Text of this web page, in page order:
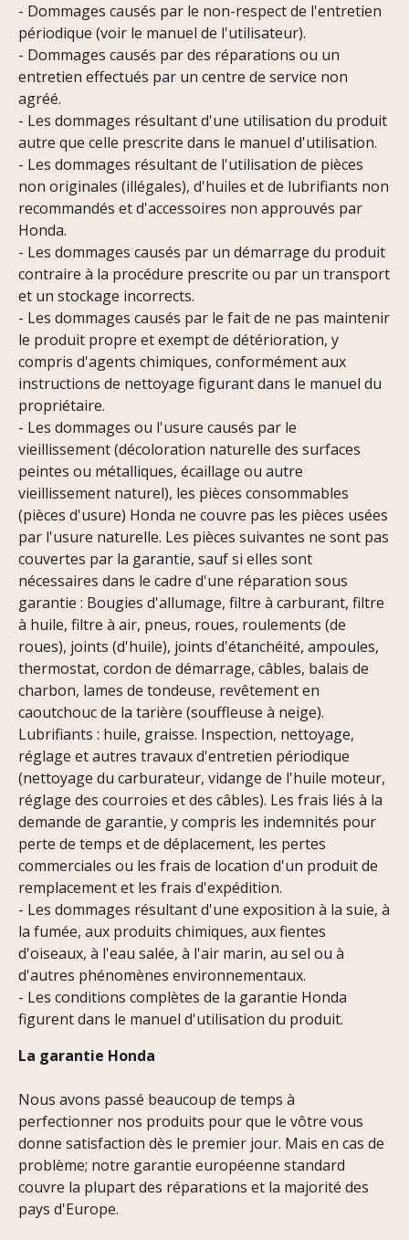
- Dommages causés par le non-respect de l'entretien
périodique (voir le manuel de l'utilisateur).
- Dommages causés par des réparations ou un
entretien effectués par un centre de service non
agréé.
- Les dommages résultant d'une utilisation du produit
autre que celle prescrite dans le manuel d'utilisation.
- Les dommages résultant de l'utilisation de pièces
non originales (illégales), d'huiles et de lubrifiants non
recommandés et d'accessoires non approuvés par
Honda.
- Les dommages causés par un démarrage du produit
contraire à la procédure prescrite ou par un transport
et un stockage incorrects.
- Les dommages causés par le fait de ne pas maintenir
le produit propre et exempt de détérioration, y
compris d'agents chimiques, conformément aux
instructions de nettoyage figurant dans le manuel du
propriétaire.
- Les dommages ou l'usure causés par le
vieillissement (décoloration naturelle des surfaces
peintes ou métalliques, écaillage ou autre
vieillissement naturel), les pièces consommables
(pièces d'usure) Honda ne couvre pas les pièces usées
par l'usure naturelle. Les pièces suivantes ne sont pas
couvertes par la garantie, sauf si elles sont
nécessaires dans le cadre d'une réparation sous
garantie : Bougies d'allumage, filtre à carburant, filtre
à huile, filtre à air, pneus, roues, roulements (de
roues), joints (d'huile), joints d'étanchéité, ampoules,
thermostat, cordon de démarrage, câbles, balais de
charbon, lames de tondeuse, revêtement en
caoutchouc de la tarière (souffleuse à neige).
Lubrifiants : huile, graisse. Inspection, nettoyage,
réglage et autres travaux d'entretien périodique
(nettoyage du carburateur, vidange de l'huile moteur,
réglage des courroies et des câbles). Les frais liés à la
demande de garantie, y compris les indemnités pour
perte de temps et de déplacement, les pertes
commerciales ou les frais de location d'un produit de
remplacement et les frais d'expédition.
- Les dommages résultant d'une exposition à la suie, à
la fumée, aux produits chimiques, aux fientes
d'oiseaux, à l'eau salée, à l'air marin, au sel ou à
d'autres phénomènes environnementaux.
- Les conditions complètes de la garantie Honda
figurent dans le manuel d'utilisation du produit.
La garantie Honda
Nous avons passé beaucoup de temps à
perfectionner nos produits pour que le vôtre vous
donne satisfaction dès le premier jour. Mais en cas de
problème; notre garantie européenne standard
couvre la plupart des réparations et la majorité des
pays d'Europe.